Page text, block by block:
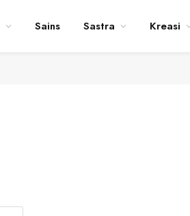
Sains Sastra Kreasi